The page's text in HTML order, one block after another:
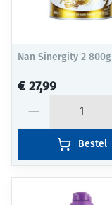
Nan Sinergity 2 800g
€ 27,99
Bestel